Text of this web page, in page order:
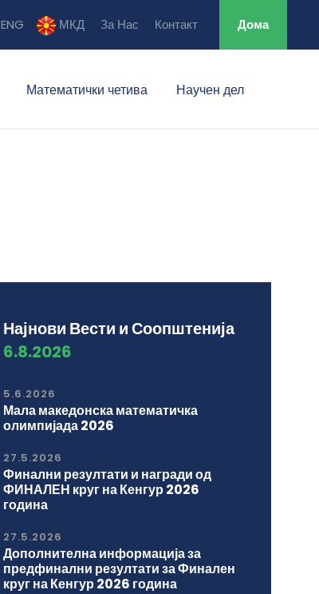
ENG МКД За Нас Контакт Дома
Математички четива Научен дел
Најнови Вести и Соопштенија
6.8.2026
5.6.2026
Мала македонска математичка
олимпијада 2026
27.5.2026
Финални резултати и награди од
ФИНАЛЕН круг на Кенгур 2026
година
27.5.2026
Дополнителна информација за
предфинални резултати за Финален
круг на Кенгур 2026 година